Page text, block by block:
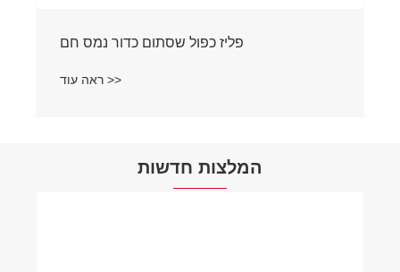
פליז כפול שסתום כדור נמס חם
ראה עוד >>
המלצות חדשות